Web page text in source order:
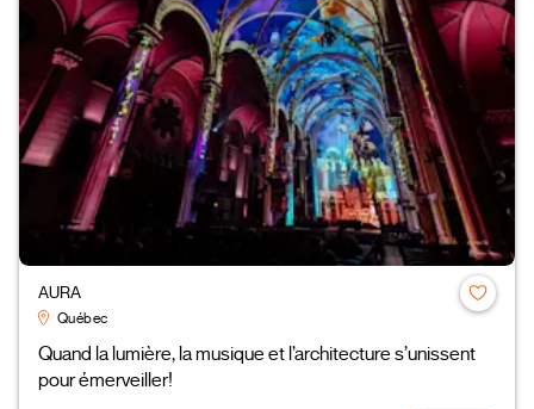
AURA
Québec
Quand la lumière, la musique et l’architecture s’unissent
pour émerveiller!